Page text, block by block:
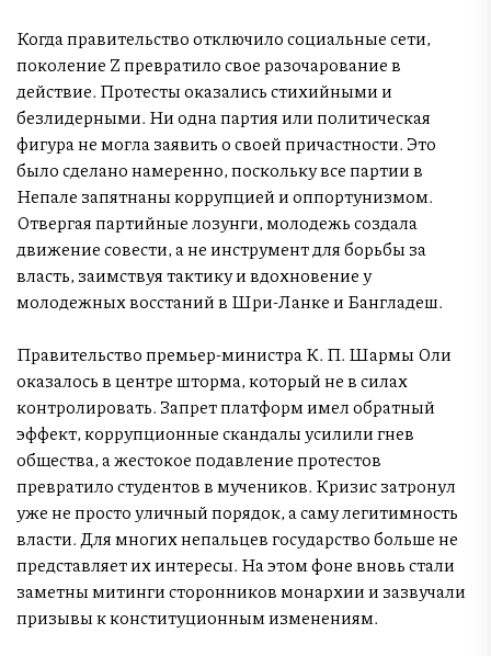
Когда правительство отключило социальные сети,
поколение Z превратило свое разочарование в
действие. Протесты оказались стихийными и
безлидерными. Ни одна партия или политическая
фигура не могла заявить о своей причастности. Это
было сделано намеренно, поскольку все партии в
Непале запятнаны коррупцией и оппортунизмом.
Отвергая партийные лозунги, молодежь создала
движение совести, а не инструмент для борьбы за
власть, заимствуя тактику и вдохновение у
молодежных восстаний в Шри-Ланке и Бангладеш.
Правительство премьер-министра К. П. Шармы Оли
оказалось в центре шторма, который не в силах
контролировать. Запрет платформ имел обратный
эффект, коррупционные скандалы усилили гнев
общества, а жестокое подавление протестов
превратило студентов в мучеников. Кризис затронул
уже не просто уличный порядок, а саму легитимность
власти. Для многих непальцев государство больше не
представляет их интересы. На этом фоне вновь стали
заметны митинги сторонников монархии и зазвучали
призывы к конституционным изменениям.